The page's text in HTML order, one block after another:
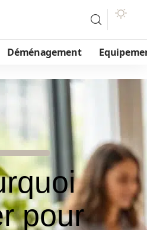
Déménagement
pour